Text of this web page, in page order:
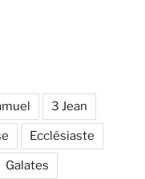
3 Jean
Ecclésiaste
Galates